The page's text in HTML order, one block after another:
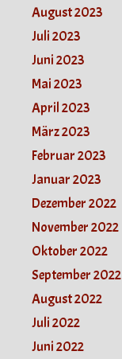
August 2023
Juli 2023
Juni 2023
Mai 2023
April 2023
März 2023
Februar 2023
Januar 2023
Dezember 2022
November 2022
Oktober 2022
September 2022
August 2022
Juli 2022
Juni 2022